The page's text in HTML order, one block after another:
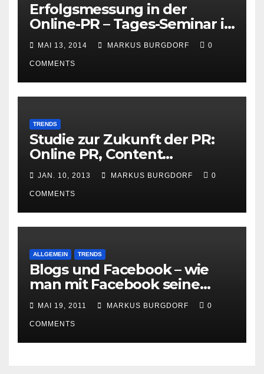
Erfolgsmessung in der
Online-PR – Tages-Seminar in
Hamburg am 23. Juni 2014
MAI 13, 2014 MARKUS BURGDORF 0
COMMENTS
TRENDS
Studie zur Zukunft der PR:
Online PR, Content
Marketing und Social Media
gewinnen
JAN. 10, 2013 MARKUS BURGDORF 0
COMMENTS
ALLGEMEIN TRENDS
Blogs und Facebook – wie
man mit Facebook seine
Besucher effektiv reduzieren
kann
MAI 19, 2011 MARKUS BURGDORF 0
COMMENTS